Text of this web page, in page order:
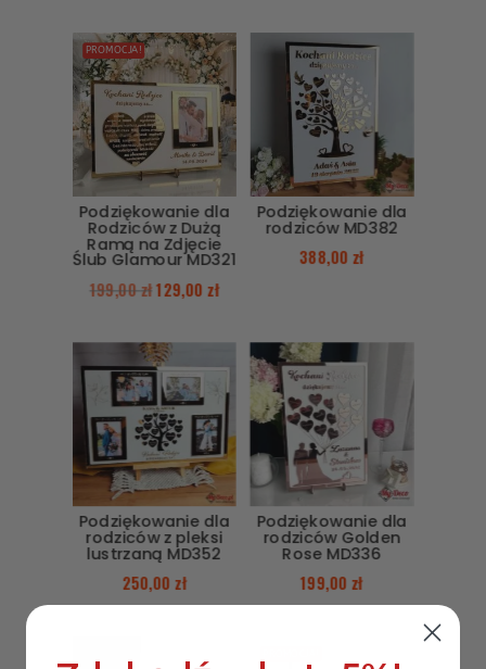
PROMOCJA!
Podziękowanie dla
Rodziców z Dużą
Ramą na Zdjęcie
Ślub Glamour MD321
199,00zł129,00 zł
Podziękowanie dla
rodziców MD382
388,00 zł
Podziękowanie dla
rodziców z pleksi
lustrzaną MD352
250,00zł
Podziękowanie dla
rodziców Golden
Rose MD336
199,00 zł